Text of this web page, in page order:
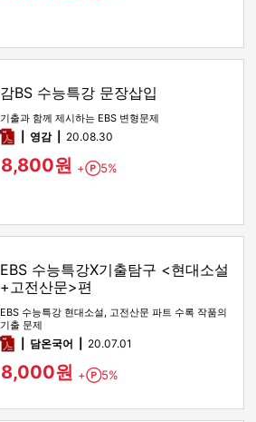
감BS 수능특강 문장삽입
기출과 함께 제시하는 EBS 변형문제
pdf영감 20.08.30
8,800원 + Point
5%
EBS 수능특강X기출탐구 <현대소설
+고전산문>편
EBS 수능특강 현대소설, 고전산문 파트 수록 작품의
기출 문제
pdf담온국어 20.07.01
8,000원 + Point
5%